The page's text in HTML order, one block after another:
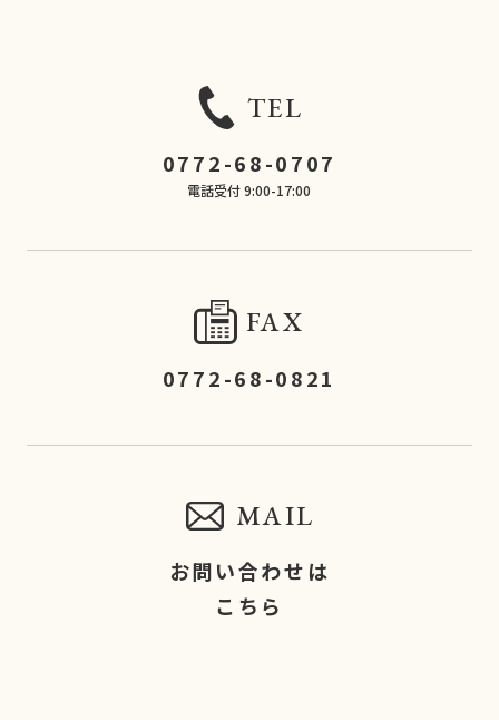
TEL
0772-68-0707
電話受付 9:00-17:00
FAX
0772-68-0821
MAIL
お問い合わせは
こちら